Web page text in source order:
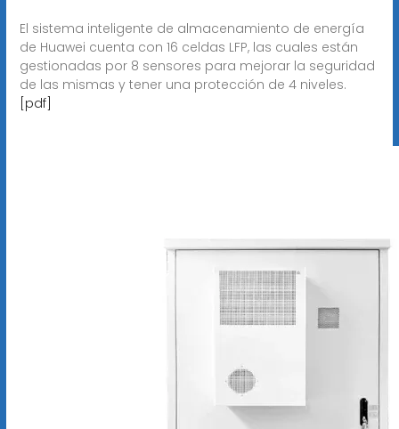
El sistema inteligente de almacenamiento de energía
de Huawei cuenta con 16 celdas LFP, las cuales están
gestionadas por 8 sensores para mejorar la seguridad
de las mismas y tener una protección de 4 niveles.
[pdf]